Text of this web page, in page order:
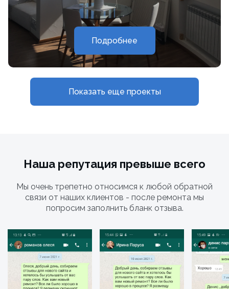
Подробнее
Показать еще проекты
Наша репутация превыше всего
Мы очень трепетно относимся к любой обратной
связи от наших клиентов - после ремонта мы
попросим заполнить бланк отзыва.